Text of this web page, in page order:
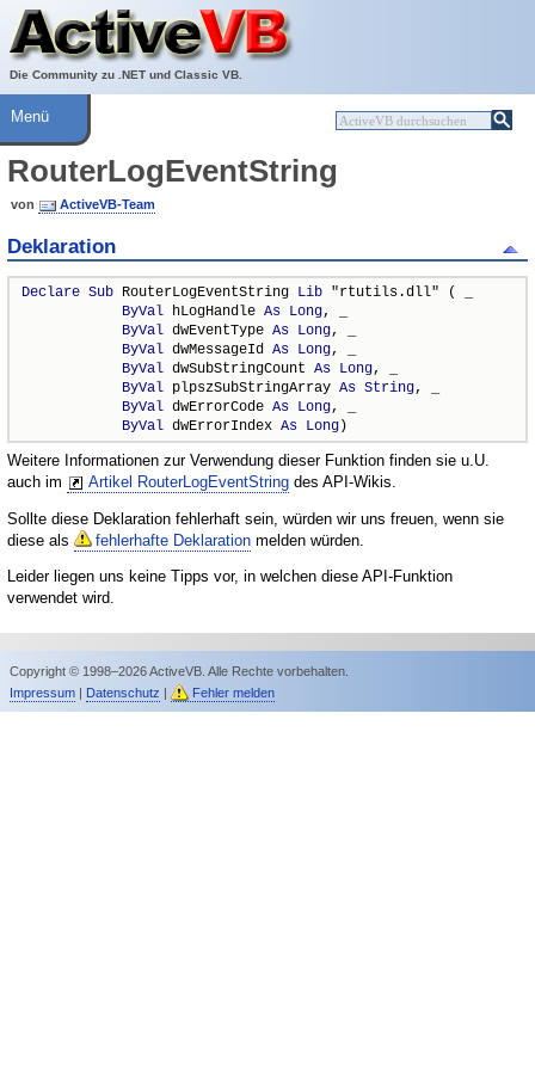
Die Community zu .NET und Classic VB.
Über ActiveVB
Hilfe
Menü
RouterLogEventString
von ActiveVB-Team
Deklaration
Declare Sub RouterLogEventString Lib "rtutils.dll" ( _
ByVal hLogHandle As Long, _
ByVal dwEventType As Long, _
ByVal dwMessageId As Long, _
ByVal dwSubStringCount As Long, _
ByVal plpszSubStringArray As String, _
ByVal dwErrorCode As Long, _
ByVal dwErrorIndex As Long)
Weitere Informationen zur Verwendung dieser Funktion finden sie u.U.
auch im
Artikel RouterLogEventString des API-Wikis.
Sollte diese Deklaration fehlerhaft sein, würden wir uns freuen, wenn sie
diese als
fehlerhafte Deklaration melden würden.
Leider liegen uns keine Tipps vor, in welchen diese API-Funktion
verwendet wird.
Copyright © 1998–2026 ActiveVB. Alle Rechte vorbehalten.
Impressum| Datenschutz | Fehler melden